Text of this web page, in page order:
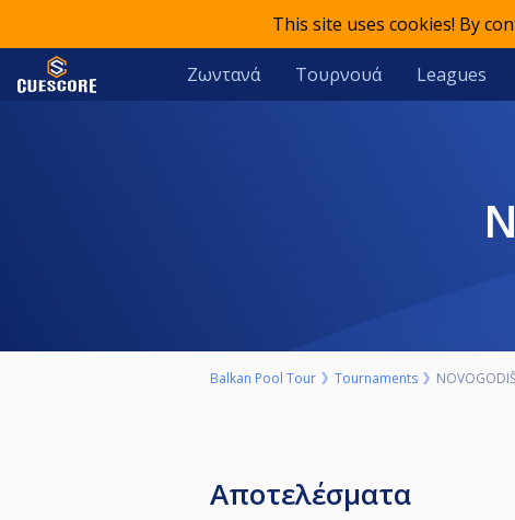
This site uses cookies! By
Ζωντανά Τουρνουά Leagues
Balkan Pool Tour Tournaments
Αποτελέσματα